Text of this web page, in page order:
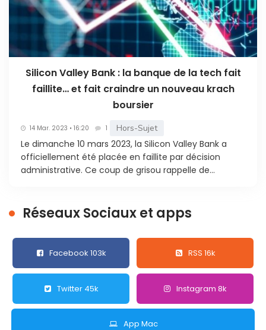
Silicon Valley Bank : la banque de la tech fait
faillite… et fait craindre un nouveau krach
boursier
14 Mar. 2023 • 16:20 1 Hors-Sujet
Le dimanche 10 mars 2023, la Silicon Valley Bank a
officiellement été placée en faillite par décision
administrative. Ce coup de grisou rappelle de...
Réseaux Sociaux et apps
Facebook 103k RSS 16k
Twitter 45k Instagram 8k
App Mac